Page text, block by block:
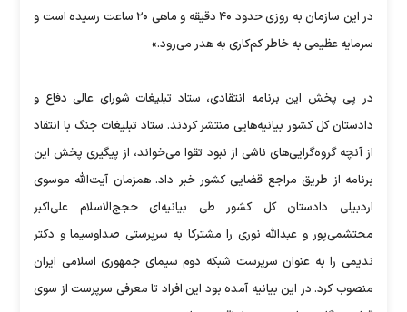
در این سازمان به روزی حدود ۴۰ دقیقه و ماهی ۲۰ ساعت رسیده است و
سرمایه عظیمی به خاطر کم‌کاری به هدر می‌رود.»
در پی پخش این برنامه انتقادی، ستاد تبلیغات شورای عالی دفاع و
دادستان کل کشور بیانیه‌هایی منتشر کردند. ستاد تبلیغات جنگ با انتقاد
از آنچه گروه‌گرایی‌های ناشی از نبود تقوا می‌خواند، از پیگیری پخش این
برنامه از طریق مراجع قضایی کشور خبر داد. همزمان آیت‌الله موسوی
اردبیلی دادستان کل کشور طی بیانیه‌ای حجج‌الاسلام علی‌اکبر
محتشمی‌پور و عبدالله نوری را مشترکا به سرپرستی صداوسیما و دکتر
ندیمی را به عنوان سرپرست شبکه دوم سیمای جمهوری اسلامی ایران
منصوب کرد. در این بیانیه آمده بود این افراد تا معرفی سرپرست از سوی